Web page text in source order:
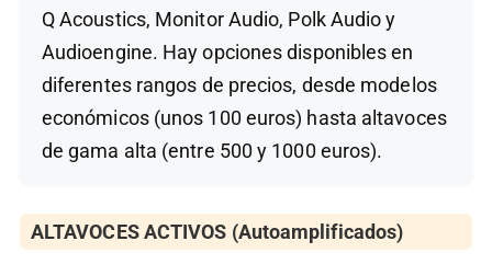
Q Acoustics, Monitor Audio, Polk Audio y
Audioengine. Hay opciones disponibles en
diferentes rangos de precios, desde modelos
económicos (unos 100 euros) hasta altavoces
de gama alta (entre 500 y 1000 euros).
ALTAVOCES ACTIVOS (Autoamplificados)